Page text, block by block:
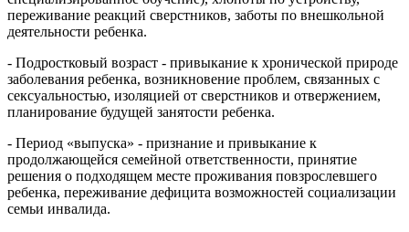
переживание реакций сверстников, заботы по внешкольной
деятельности ребенка.
- Подростковый возраст - привыкание к хронической природе
заболевания ребенка, возникновение проблем, связанных с
сексуальностью, изоляцией от сверстников и отвержением,
планирование будущей занятости ребенка.
- Период «выпуска» - признание и привыкание к
продолжающейся семейной ответственности, принятие
решения о подходящем месте проживания повзрослевшего
ребенка, переживание дефицита возможностей социализации
семьи инвалида.